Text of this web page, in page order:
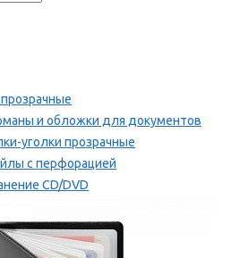
и обложки для документов
уголки прозрачные
с перфорацией
CD/DVD